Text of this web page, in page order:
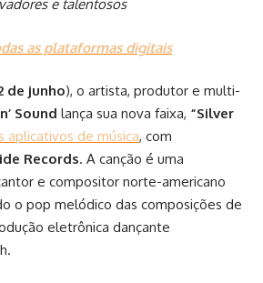
e talentosos
as plataformas digitais
de junho), o artista, produtor e multi-
Sound lança sua nova faixa, “Silver
aplicativos de música, com
Records. A canção é uma
e compositor norte-americano
o pop melódico das composições de
eletrônica dançante